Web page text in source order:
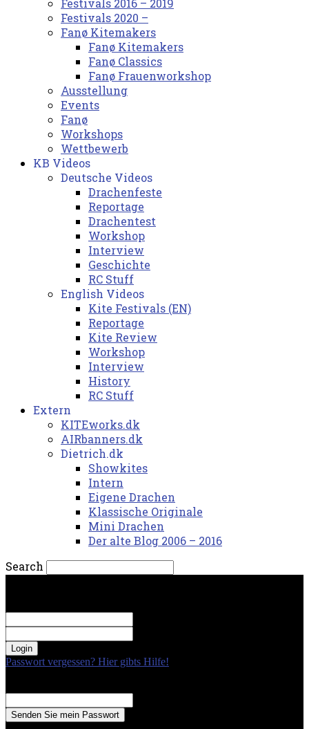
Festivals 2016 – 2019
Festivals 2020 –
Fanø Kitemakers
Fanø Kitemakers
Fanø Classics
Fanø Frauenworkshop
Ausstellung
Events
Fanø
Workshops
Wettbewerb
KB Videos
Deutsche Videos
Drachenfeste
Reportage
Drachentest
Workshop
Interview
Geschichte
RC Stuff
English Videos
Kite Festivals (EN)
Reportage
Kite Review
Workshop
Interview
History
RC Stuff
Extern
KITEworks.dk
AIRbanners.dk
Dietrich.dk
Showkites
Intern
Eigene Drachen
Klassische Originale
Mini Drachen
Der alte Blog 2006 – 2016
Search
Passwort vergessen? Hier gibts Hilfe!